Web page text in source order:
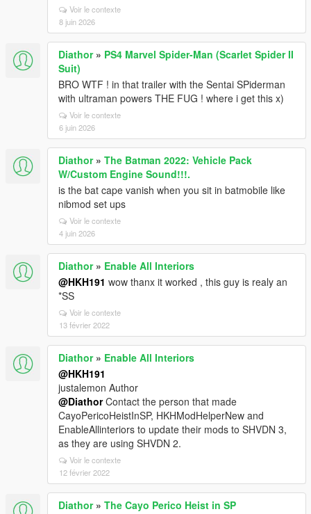
Voir le contexte
8 juin 2026
Diathor» PS4 Marvel Spider-Man (Scarlet Spider II
Suit)
BRO WTF ! in that trailer with the Sentai SPiderman
with ultraman powers THE FUG ! where i get this x)
Voir le contexte
6 juin 2026
Diathor» The Batman 2022: Vehicle Pack
W/Custom Engine Sound!!!.
is the bat cape vanish when you sit in batmobile like
nibmod set ups
Voir le contexte
4 juin 2026
Diathor» Enable All Interiors
@HKH191 wow thanx it worked , this guy is realy an
*SS
Voir le contexte
13 février 2022
Diathor» Enable All Interiors
@HKH191
justalemon Author
@DiathorContact the person that made
CayoPericoHeistInSP, HKHModHelperNew and
EnableAllinteriors to update their mods to SHVDN 3,
as they are using SHVDN 2.
Voir le contexte
12 février 2022
Diathor» The Cayo Perico Heist in SP